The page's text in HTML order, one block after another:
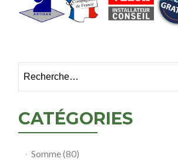
CATÉGORIES
Somme (80)